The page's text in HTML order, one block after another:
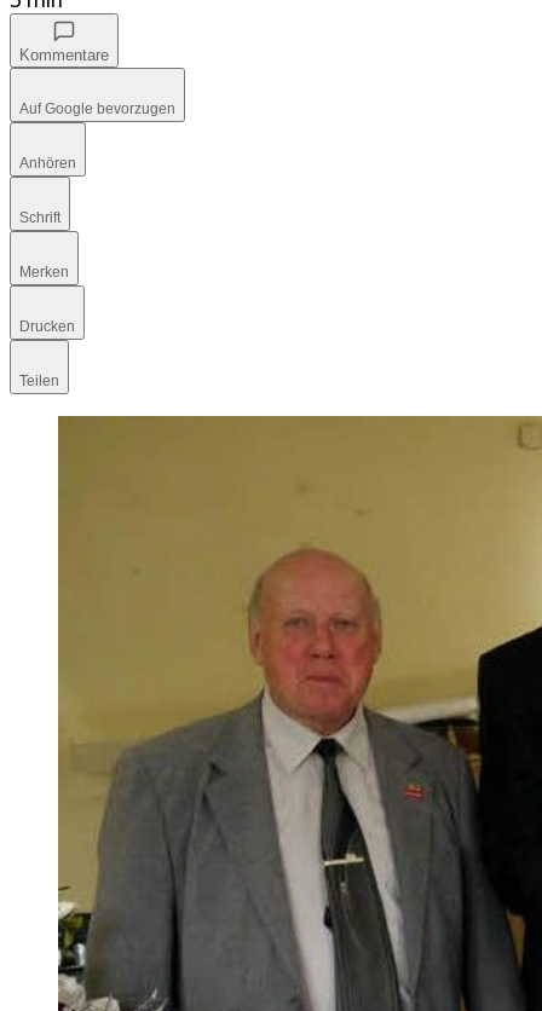
Kommentare
Auf Google bevorzugen
Anhören
Schrift
Merken
Drucken
Teilen